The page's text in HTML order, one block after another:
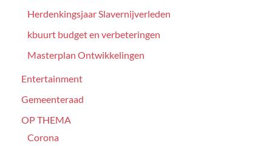
Herdenkingsjaar Slavernijverleden
kbuurt budget en verbeteringen
Masterplan Ontwikkelingen
Entertainment
Gemeenteraad
OP THEMA
Corona